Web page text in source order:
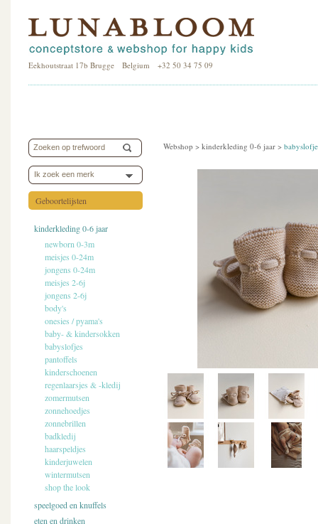
Eekhoutstraat 17b Brugge Belgium +32 50 34 75 09
Ik zoek een merk
Geboortelijsten
kinderkleding 0-6 jaar
newborn 0-3m
meisjes 0-24m
jongens 0-24m
meisjes 2-6j
jongens 2-6j
body's
onesies / pyama's
baby- & kindersokken
babyslofjes
pantoffels
kinderschoenen
regenlaarsjes & -kledij
zomermutsen
zonnehoedjes
zonnebrillen
badkledij
haarspeldjes
kinderjuwelen
wintermutsen
shop the look
speelgoed en knuffels
eten en drinken
Webshop > kinderkleding 0-6 jaar >